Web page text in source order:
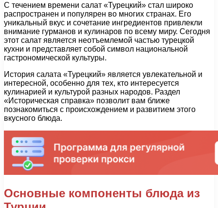
С течением времени салат «Турецкий» стал широко
распространен и популярен во многих странах. Его
уникальный вкус и сочетание ингредиентов привлекли
внимание гурманов и кулинаров по всему миру. Сегодня
этот салат является неотъемлемой частью турецкой
кухни и представляет собой символ национальной
гастрономической культуры.
История салата «Турецкий» является увлекательной и
интересной, особенно для тех, кто интересуется
кулинарией и культурой разных народов. Раздел
«Историческая справка» позволит вам ближе
познакомиться с происхождением и развитием этого
вкусного блюда.
Основные компоненты блюда из